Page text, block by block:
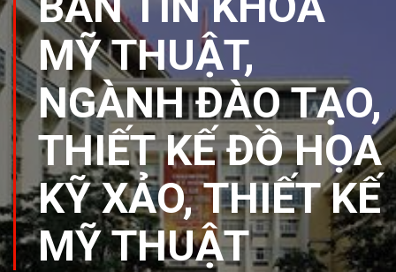
MỸ THUẬT,
NGÀNH ĐÀO TẠO,
THIẾT KẾ ĐỒ HỌA
KỸ XẢO,THIẾT KẾ
MỸ THUẬT